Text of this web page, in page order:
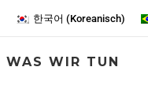
한국어 (Koreanisch)
WAS WIR TUN